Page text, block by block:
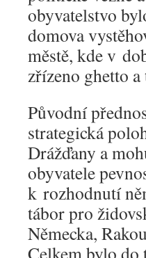
obyvatelstvo
domova
městě, kde v
zřízeno ghetto
Původní
strategická
Drážďany a
obyvatele
k rozhodnutí
tábor pro
Německa,
Celkem bylo do